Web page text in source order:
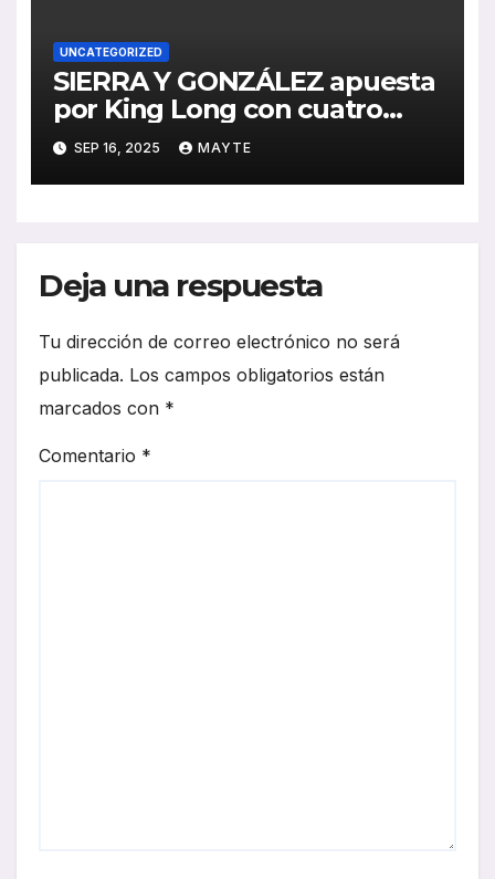
UNCATEGORIZED
SIERRA Y GONZÁLEZ apuesta
por King Long con cuatro
midibuses
SEP 16, 2025 MAYTE
Deja una respuesta
Tu dirección de correo electrónico no será
publicada. Los campos obligatorios están
marcados con *
Comentario *